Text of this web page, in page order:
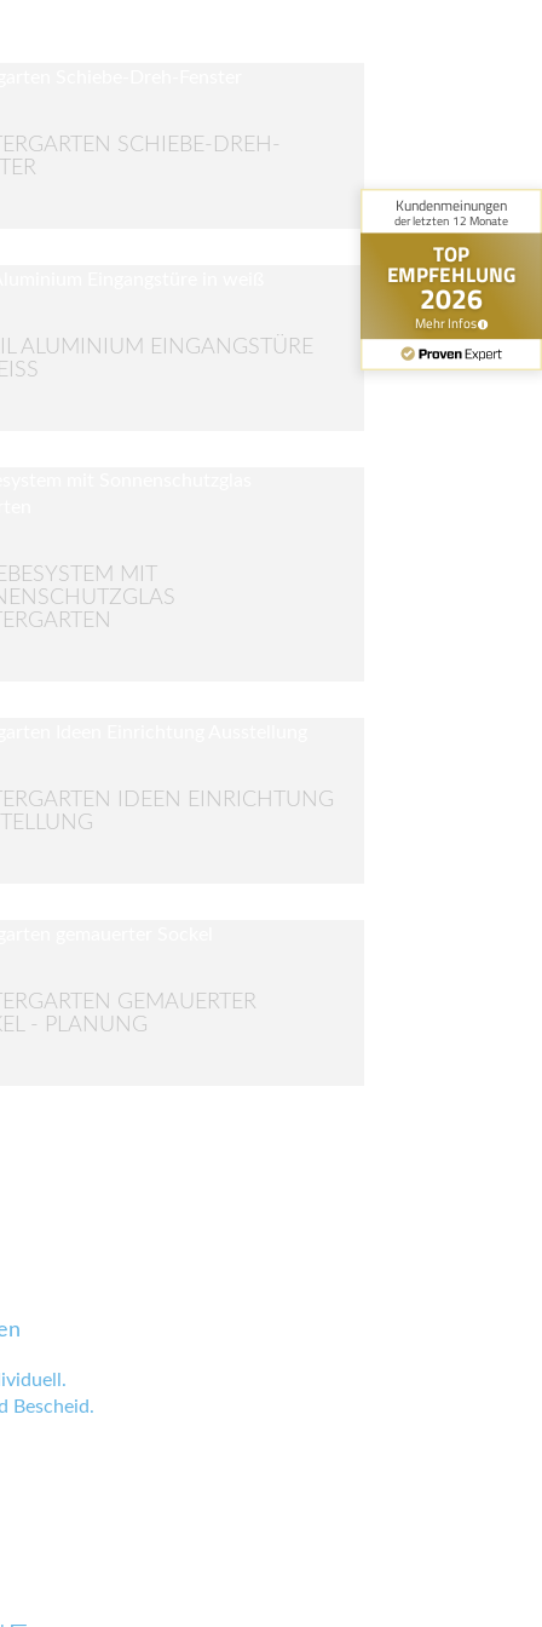
SCHIEBE-DREH-
ALUMINIUM EINGANGSTÜRE
MIT
IDEEN EINRICHTUNG
GEMAUERTER
- PLANUNG
Bescheid.